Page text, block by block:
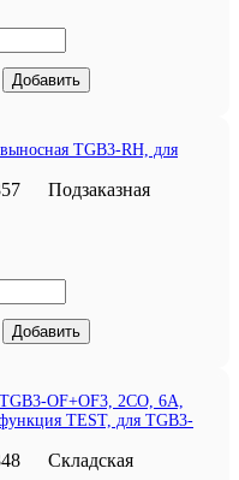
Добавить
TGB3-RH, для
Подзаказная
Добавить
OF+OF3, 2CO, 6A,
TEST, для TGB3-
Складская